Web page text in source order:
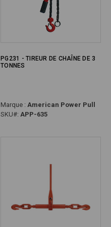
PG231 - TIREUR DE CHAÎNE DE 3
TONNES
Marque : American Power Pull
SKU#: APP-635